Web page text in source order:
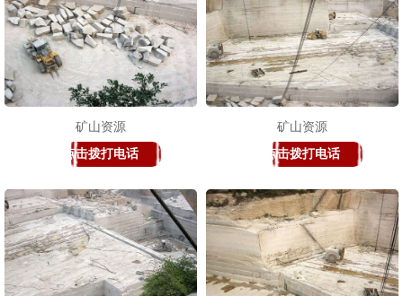
矿山资源
点击拨打电话
矿山资源
点击拨打电话